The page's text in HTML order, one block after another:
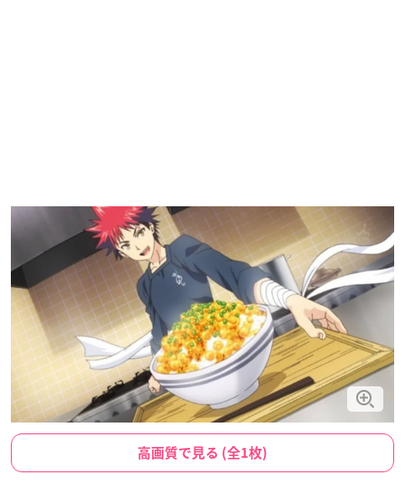
高画質で見る (全1枚)